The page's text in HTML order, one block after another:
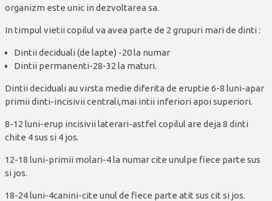
organizm este unic in dezvoltarea sa.
In timpul vietii copilul va avea parte de 2 grupuri mari de dinti :
Dintii deciduali (de lapte) -20 la numar
Dintii permanenti-28-32 la maturi.
Dintii deciduali au virsta medie diferita de eruptie 6-8 luni-apar
primii dinti-incisivii centrali,mai intii inferiori apoi superiori.
8-12 luni-erup incisivii laterari-astfel copilul are deja 8 dinti
chite 4 sus si 4 jos.
12-18 luni-primii molari-4 la numar cite unulpe fiece parte sus
si jos.
18-24 luni-4canini-cite unul de fiece parte atit sus cit si jos.